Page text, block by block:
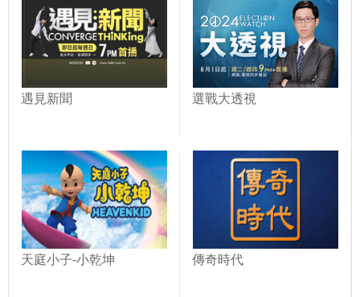
遇見新聞 選戰大透視
天庭小子-小乾坤 傳奇時代